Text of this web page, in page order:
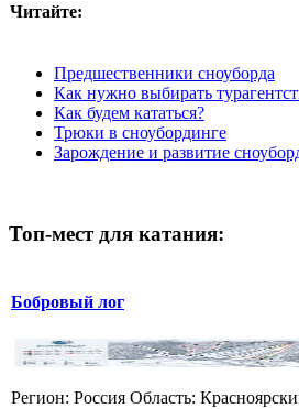
Читайте:
Предшественники сноуборда
Как нужно выбирать
Как будем кататься?
Трюки в сноубординге
Зарождение и развитие
Топ-мест для катания:
Бобровый лог
Регион: Россия Область: